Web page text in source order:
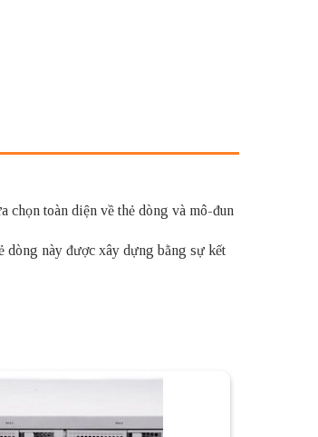
toàn diện về thẻ dòng và mô-đun
dòng này được xây dựng bằng sự kết